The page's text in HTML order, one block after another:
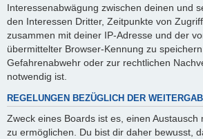
Interessenabwägung zwischen deinen und
den Interessen Dritter, Zeitpunkte von
zusammen mit deiner IP-Adresse und der
übermittelter Browser-Kennung zu
Gefahrenabwehr oder zur rechtlichen
notwendig ist.
REGELUNGEN BEZÜGLICH DER
Zweck eines Boards ist es, einen Austausch
zu ermöglichen. Du bist dir daher bewusst,